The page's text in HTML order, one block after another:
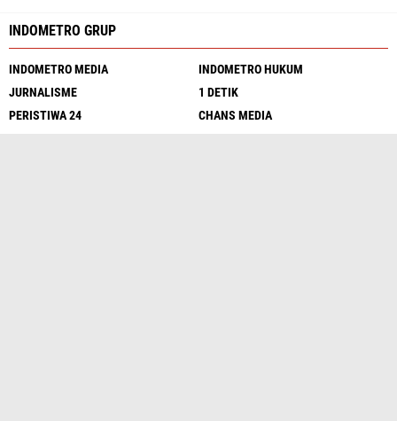
INDOMETRO GRUP
INDOMETRO MEDIA
INDOMETRO HUKUM
JURNALISME
1 DETIK
PERISTIWA 24
CHANS MEDIA